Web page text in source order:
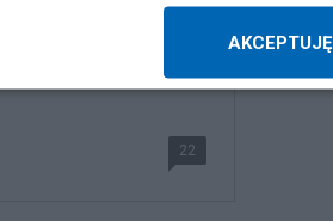
22
AKCEPTUJĘ